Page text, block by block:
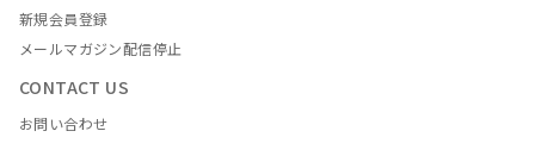
新規会員登録
メールマガジン配信停止
CONTACT US
お問い合わせ